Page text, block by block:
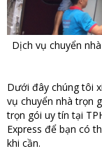
Dịch vụ chuyển
Dưới đây chúng tôi
vụ chuyển nhà trọn
trọn gói uy tín tại
Express để bạn có
khi cần.